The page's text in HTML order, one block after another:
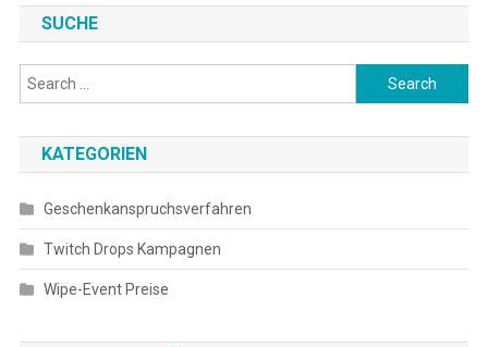
SUCHE
Search
for:
KATEGORIEN
Geschenkanspruchsverfahren
Twitch Drops Kampagnen
Wipe-Event Preise